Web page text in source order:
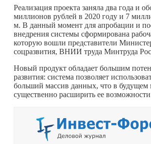
Реализация проекта заняла два года и
миллионов рублей в 2020 году и 7
м. В данный момент для апробации и
внедрения системы сформирована
которую вошли представители
соцразвития, ВНИИ труда Минтруда
Новый продукт обладает большим
развития: система позволяет
больший массив данных, что в будущем
существенно расширить ее